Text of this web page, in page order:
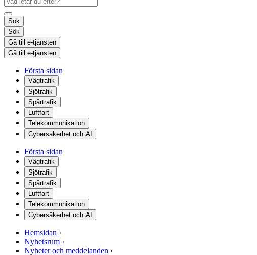
Sök
Sök
Gå till e-tjänsten
Gå till e-tjänsten
Första sidan
Vägtrafik
Sjötrafik
Spårtrafik
Luftfart
Telekommunikation
Cybersäkerhet och AI
Första sidan
Vägtrafik
Sjötrafik
Spårtrafik
Luftfart
Telekommunikation
Cybersäkerhet och AI
Hemsidan ›
Nyhetsrum ›
Nyheter och meddelanden ›